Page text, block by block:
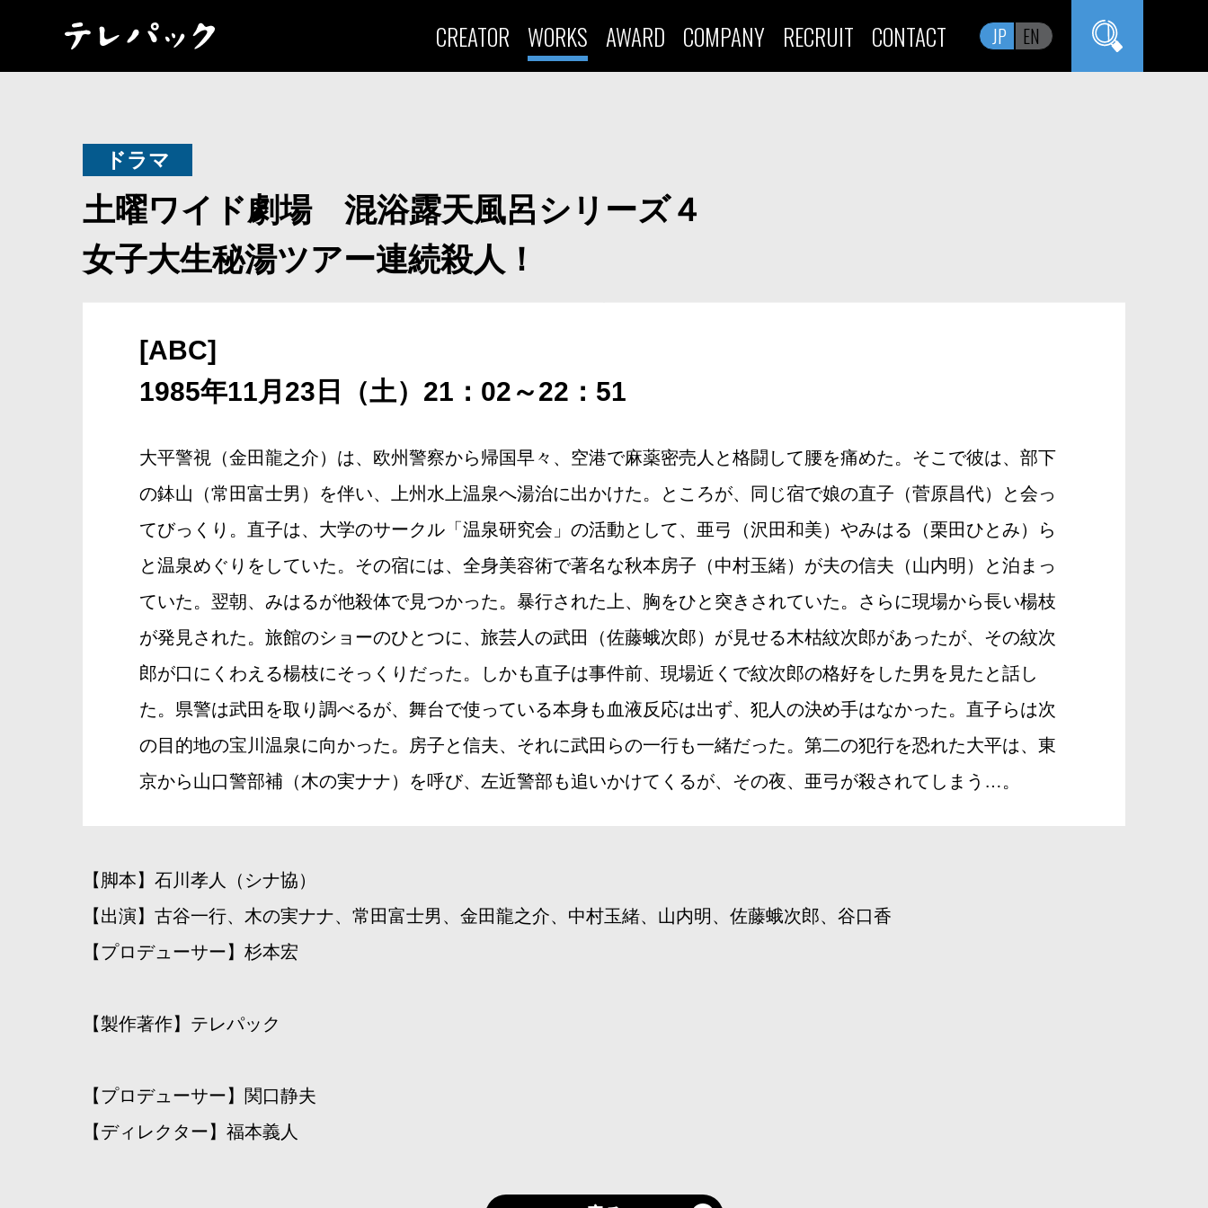
CREATOR WORKS AWARD COMPANY RECRUIT CONTACT JP EN
ドラマ
土曜ワイド劇場 混浴露天風呂シリーズ４
女子大生秘湯ツアー連続殺人！
[ABC]
1985年11月23日（土）21：02～22：51
大平警視（金田龍之介）は、欧州警察から帰国早々、空港で麻薬密売人と格闘して腰を痛めた。そこで彼は、部下
の鉢山（常田富士男）を伴い、上州水上温泉へ湯治に出かけた。ところが、同じ宿で娘の直子（菅原昌代）と会っ
てびっくり。直子は、大学のサークル「温泉研究会」の活動として、亜弓（沢田和美）やみはる（栗田ひとみ）ら
と温泉めぐりをしていた。その宿には、全身美容術で著名な秋本房子（中村玉緒）が夫の信夫（山内明）と泊まっ
ていた。翌朝、みはるが他殺体で見つかった。暴行された上、胸をひと突きされていた。さらに現場から長い楊枝
が発見された。旅館のショーのひとつに、旅芸人の武田（佐藤蛾次郎）が見せる木枯紋次郎があったが、その紋次
郎が口にくわえる楊枝にそっくりだった。しかも直子は事件前、現場近くで紋次郎の格好をした男を見たと話し
た。県警は武田を取り調べるが、舞台で使っている本身も血液反応は出ず、犯人の決め手はなかった。直子らは次
の目的地の宝川温泉に向かった。房子と信夫、それに武田らの一行も一緒だった。第二の犯行を恐れた大平は、東
京から山口警部補（木の実ナナ）を呼び、左近警部も追いかけてくるが、その夜、亜弓が殺されてしまう…。
【脚本】石川孝人（シナ協）
【出演】古谷一行、木の実ナナ、常田富士男、金田龍之介、中村玉緒、山内明、佐藤蛾次郎、谷口香
【プロデューサー】杉本宏
【製作著作】テレパック
【プロデューサー】関口静夫
【ディレクター】福本義人